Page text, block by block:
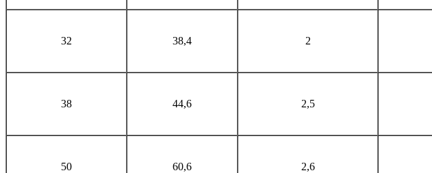
32 38,4 2
38 44,6 2,5
50 60,6 2,6